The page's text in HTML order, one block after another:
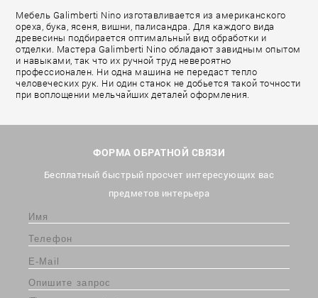
Мебель Galimberti Nino изготавливается из американского
ореха, бука, ясеня, вишни, палисандра. Для каждого вида
древесины подбирается оптимальный вид обработки и
отделки. Мастера Galimberti Nino обладают завидным опытом
и навыками, так что их ручной труд невероятно
профессионален. Ни одна машина не передаст тепло
человеческих рук. Ни один станок не добьется такой точности
при воплощении мельчайших деталей оформления.
ФОРМА ОБРАТНОЙ СВЯЗИ
Бесплатный быстрый просчет интересующих вас
предметов интерьера